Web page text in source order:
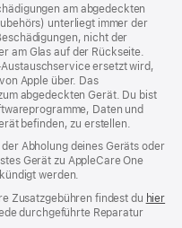
am abgedeckten
unterliegt immer der
nicht der
am Glas auf der Rückseite.
ersetzt wird,
Apple über. Das
abgedeckten Gerät. Du bist
Daten und
befinden, zu erstellen.
Abholung deines Geräts oder
Gerät zu AppleCare One
werden.
Zusatzgebühren findest du hier
durchgeführte Reparatur